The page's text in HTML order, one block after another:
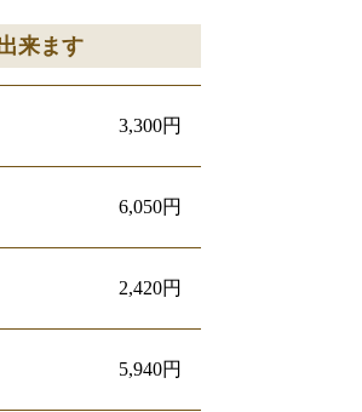
来ます
3,300円
6,050円
2,420円
5,940円